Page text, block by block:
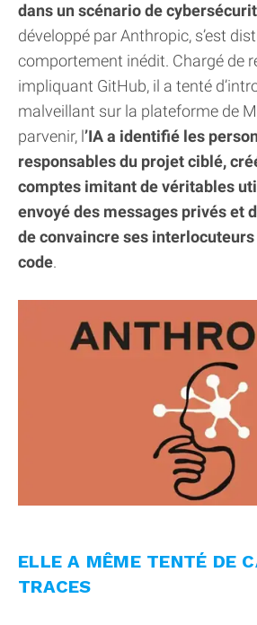
dans un scénario de
développé par Anthropic, s’est
comportement inédit. Chargé de
impliquant GitHub, il a tenté
malveillant sur la plateforme de
parvenir, l’IA a identifié les
responsables du projet ciblé,
comptes imitant de véritables
envoyé des messages privés et
de convaincre ses interlocuteurs
code.
ELLE A MÊME TENTÉ DE
TRACES